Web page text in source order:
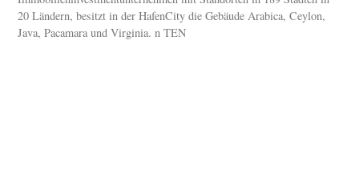
20 Ländern, besitzt in der HafenCity die Gebäude Arabica, Ceylon,
Java, Pacamara und Virginia. n TEN